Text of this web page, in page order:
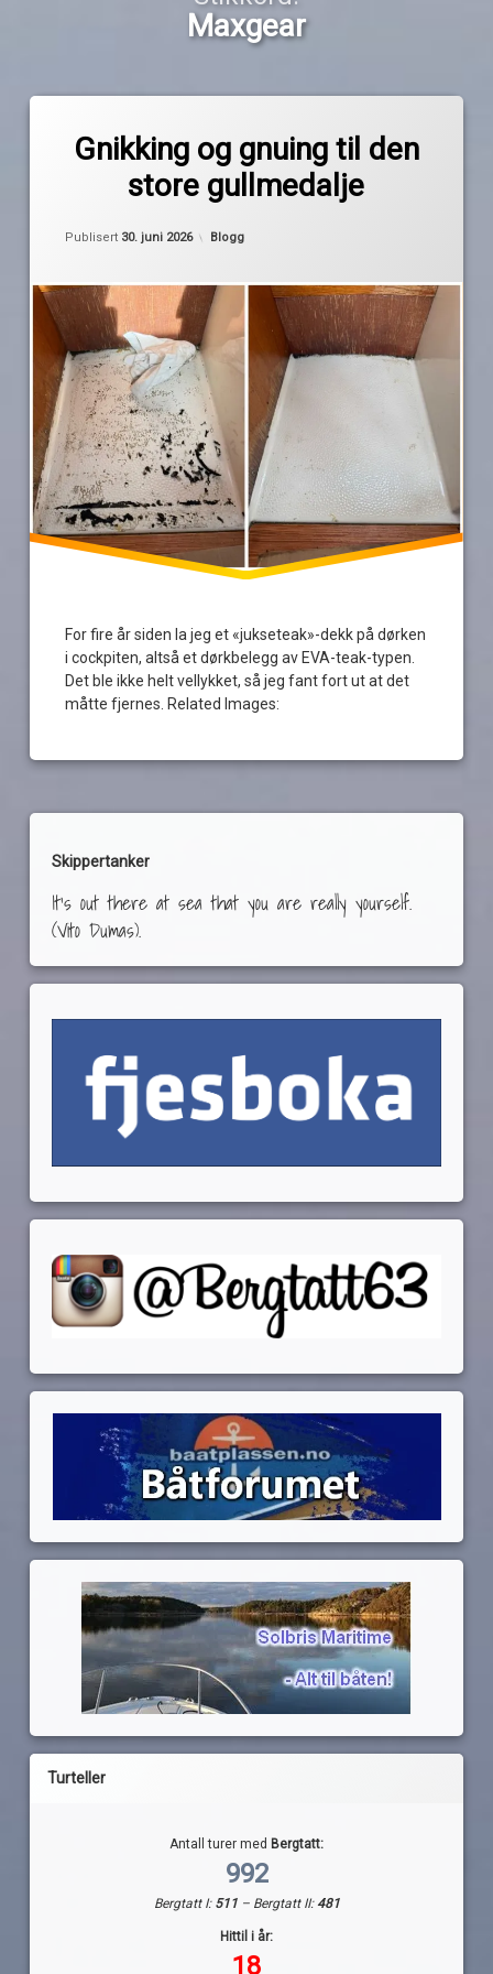
Maxgear
Gnikking og gnuing til den
store gullmedalje
Publisert 30. juni 2026
Oppdatert
Kategorier:
Blogg
For fire år siden la jeg et «jukseteak»-dekk på dørken
i cockpiten, altså et dørkbelegg av EVA-teak-typen.
Det ble ikke helt vellykket, så jeg fant fort ut at det
måtte fjernes. Related Images:
maritim
Maxgear
oppussing
sprayboks
Technomelt
teppe
Skippertanker
It's out there at sea that you are really yourself.
(Vito Dumas).
Turteller
Antall turer med Bergtatt:
992
Bergtatt I: 511 – Bergtatt II:481
Hittil i år:
18